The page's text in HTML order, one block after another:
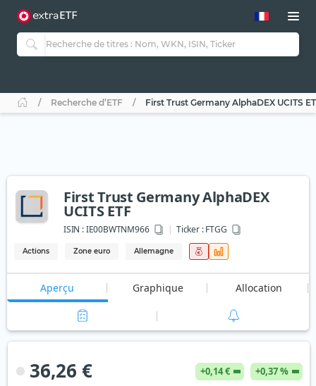
Recherche d’ETF First Trust Germany AlphaDEX UCITS
First Trust Germany AlphaDEX
UCITS ETF
ISIN :IE00BWTNM966 Ticker :FTGG
Actions Zone euro Allemagne
Aperçu Graphique Allocation
36,26 € +0,14 €
+0,37 %